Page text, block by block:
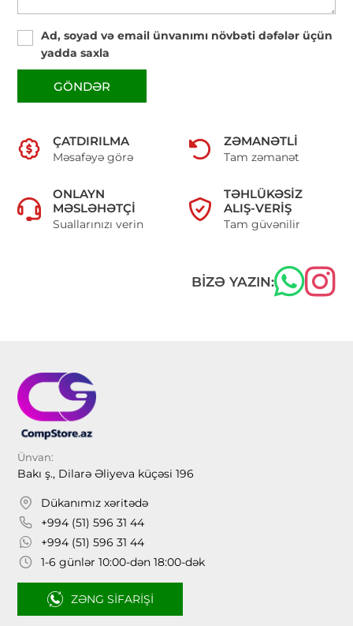
Ad, soyad və email ünvanımı növbəti dəfələr üçün
yadda saxla
GÖNDƏR
ÇATDIRILMA
Məsafəyə görə
ZƏMANƏTLI
Tam zəmanət
ONLAYN
MƏSLƏHƏTÇI
Suallarınızı verin
TƏHLÜKƏSIZ
ALIŞ-VERIŞ
Tam güvənilir
BIZƏ YAZIN:
Ünvan:
Bakı ş., Dilarə Əliyeva küçəsi 196
Dükanımız xəritədə
+994 (51) 596 31 44
+994 (51) 596 31 44
1-6 günlər 10:00-dən 18:00-dək
ZƏNG SIFARIŞI